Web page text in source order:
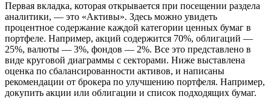
Первая вкладка, которая открывается при посещении раздела
аналитики, — это «Активы». Здесь можно увидеть
процентное содержание каждой категории ценных бумаг в
портфеле. Например, акций содержится 70%, облигаций —
25%, валюты — 3%, фондов — 2%. Все это представлено в
виде круговой диаграммы с секторами. Ниже выставлена
оценка по сбалансированности активов, и написаны
рекомендации от брокера по улучшению портфеля. Например,
докупить акции или облигации и список подходящих бумаг.